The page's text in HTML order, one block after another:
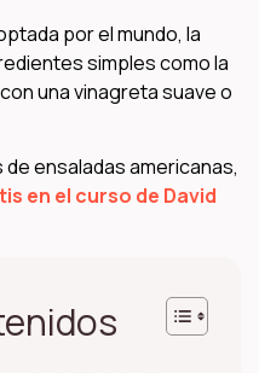
por el mundo, la
simples como la
una vinagreta suave o
ensaladas americanas,
en el curso de David